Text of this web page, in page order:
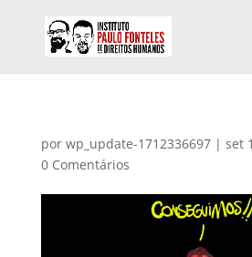
por wp_update-1712336697| set
0 Comentários